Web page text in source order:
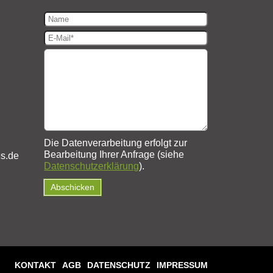
Die Datenverarbeitung erfolgt zur
Bearbeitung Ihrer Anfrage (siehe
Datenschutzerklärung).
KONTAKT AGB DATENSCHUTZ IMPRESSUM